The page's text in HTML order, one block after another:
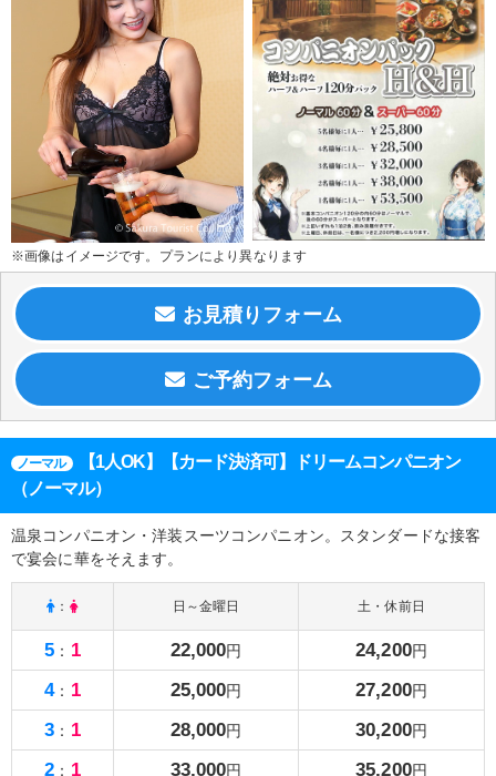
※画像はイメージです。プランにより異なります
ノーマル
【1人OK】【カード決済可】ドリームコンパニオン
（ノーマル）
温泉コンパニオン・洋装スーツコンパニオン。スタンダードな接客
で宴会に華をそえます。
： 日～金曜日 土・休前日
5 ： 1 22,000円 24,200円
4： 1 25,000円 27,200円
3 ： 1 28,000円 30,200円
2 ： 1 33,000円 35,200円